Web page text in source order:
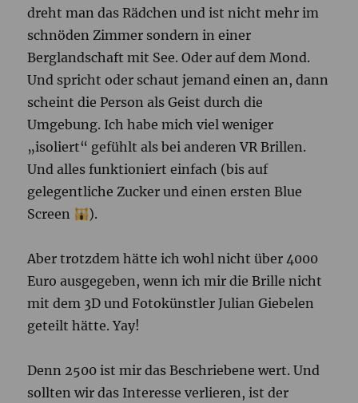
dreht man das Rädchen und ist nicht mehr im
schnöden Zimmer sondern in einer
Berglandschaft mit See. Oder auf dem Mond.
Und spricht oder schaut jemand einen an, dann
scheint die Person als Geist durch die
Umgebung. Ich habe mich viel weniger
„isoliert“ gefühlt als bei anderen VR Brillen.
Und alles funktioniert einfach (bis auf
gelegentliche Zucker und einen ersten Blue
Screen
).
Aber trotzdem hätte ich wohl nicht über 4000
Euro ausgegeben, wenn ich mir die Brille nicht
mit dem 3D und Fotokünstler Julian Giebelen
geteilt hätte. Yay!
Denn 2500 ist mir das Beschriebene wert. Und
sollten wir das Interesse verlieren, ist der